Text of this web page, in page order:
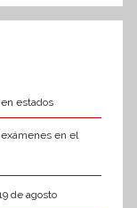
estados
en el
de agosto